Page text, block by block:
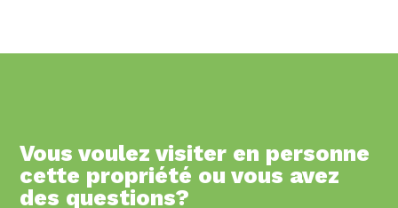
Vous voulez visiter en personne
cette propriété ou vous avez
des questions?